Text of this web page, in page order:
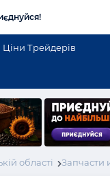
Ціни Трейдерів
області Запчасти